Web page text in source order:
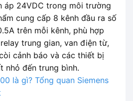
áp 24VDC trong môi trường
cung cấp 8 kênh đầu ra số
trên mỗi kênh, phù hợp
trung gian, van điện từ,
cảnh báo và các thiết bị
nhỏ đến trung bình.
là gì? Tổng quan Siemens